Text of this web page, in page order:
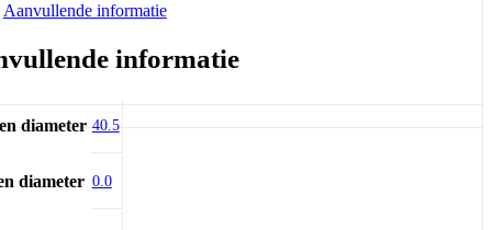
Aanvullende informatie
informatie
diameter 40.5
diameter 0.0